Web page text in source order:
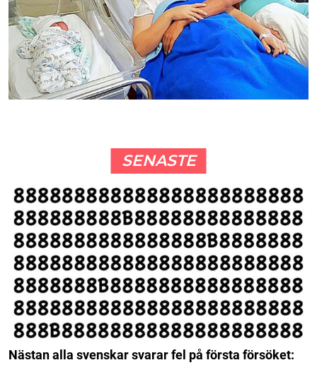
SENASTE
Nästan alla svenskar svarar fel på första försöket: